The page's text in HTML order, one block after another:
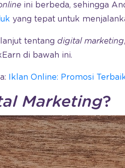
ini berbeda, sehingga
yang tepat untuk
tentang digital marketing
di bawah ini.
Iklan Online: Promosi
Marketing?